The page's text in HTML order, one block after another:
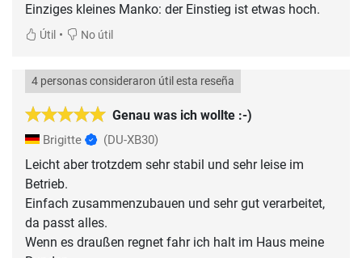
Einziges kleines Manko: der Einstieg ist etwas hoch.
Útil • No útil
Genau was ich wollte :-)
4 personas consideraron útil esta reseña
Brigitte (DU-XB30)
Leicht aber trotzdem sehr stabil und sehr leise im
Betrieb.
Einfach zusammenzubauen und sehr gut verarbeitet,
da passt alles.
Wenn es draußen regnet fahr ich halt im Haus meine